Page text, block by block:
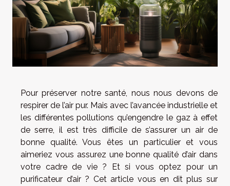
Pour préserver notre santé, nous nous devons de
respirer de l’air pur. Mais avec l’avancée industrielle et
les différentes pollutions qu’engendre le gaz à effet
de serre, il est très difficile de s’assurer un air de
bonne qualité. Vous êtes un particulier et vous
aimeriez vous assurez une bonne qualité d’air dans
votre cadre de vie ? Et si vous optez pour un
purificateur d’air ? Cet article vous en dit plus sur